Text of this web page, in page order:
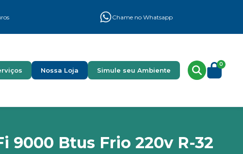
Chame no Whatsapp
Nossa Loja Simule seu Ambiente
0
9000 Btus Frio 220v R-32